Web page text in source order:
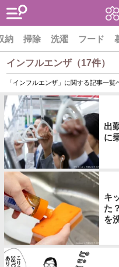
納 掃除 洗濯 フード
インフルエンザ（17件）
「インフルエンザ」に関する記事一覧
出
に
キ
た
を